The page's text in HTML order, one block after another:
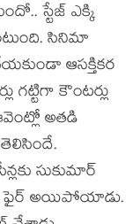
స్టేజ్ ఎక్కి
సినిమా
ఆసక్తికర
గట్టిగా కౌంటర్లు
అతడి
సుకుమార్
ఫైర్ అయిపోయాడు.